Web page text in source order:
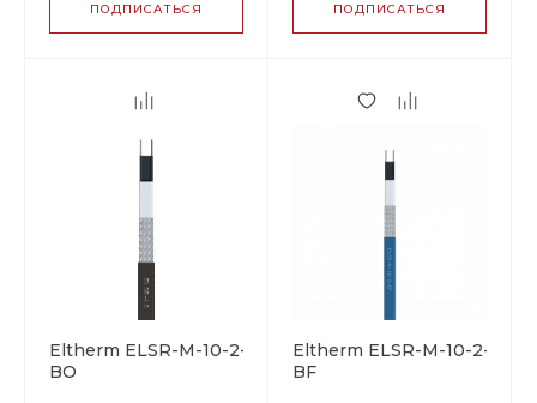
ПОДПИСАТЬСЯ ПОДПИСАТЬСЯ
Eltherm ELSR-M-10-2-
BO
Eltherm ELSR-M-10-2-
BF